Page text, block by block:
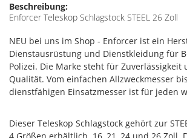
Beschreibung:
Enforcer Teleskop Schlagstock STEEL 26 Zoll
NEU bei uns im Shop - Enforcer ist ein
Dienstausrüstung und Dienstkleidung für
Polizei. Die Marke steht für Zuverlässigkeit
Qualität. Vom einfachen Allzweckmesser
dienstfähigen Einsatzmesser ist für jeden
Dieser Teleskop Schlagstock gehört zur